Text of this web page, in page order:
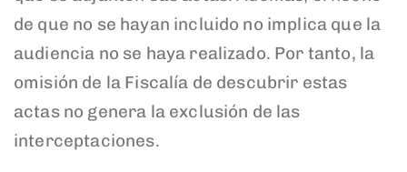
de que no se hayan incluido no implica que la
audiencia no se haya realizado. Por tanto, la
omisión de la Fiscalía de descubrir estas
actas no genera la exclusión de las
interceptaciones.